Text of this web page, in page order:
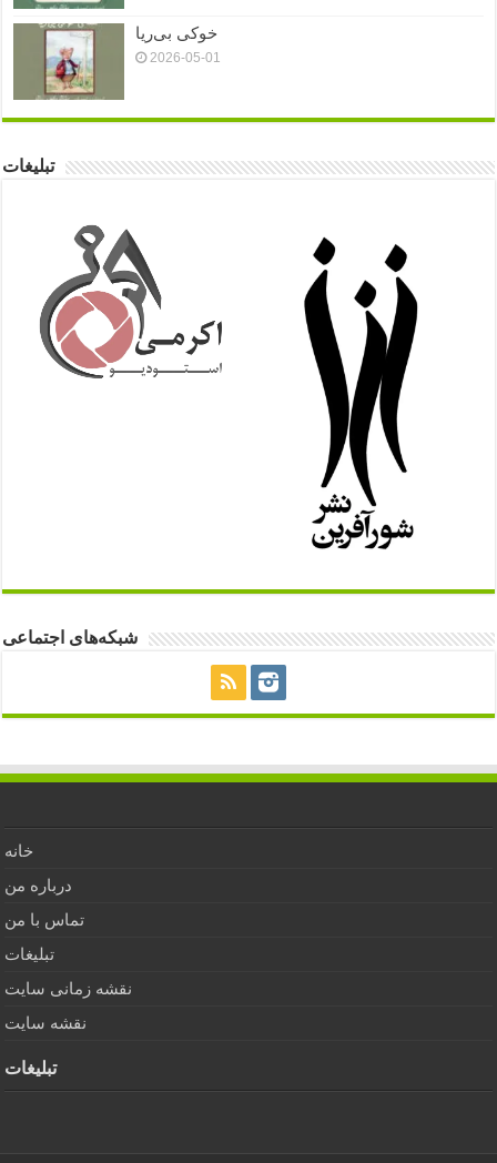
خوکی بی‌ریا
2026-05-01
تبلیغات
شبکه‌های اجتماعی
خانه
درباره من
تماس با من
تبلیغات
نقشه زمانی سایت
نقشه سایت
تبلیغات